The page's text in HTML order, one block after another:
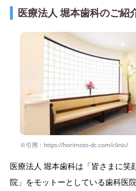
医療法人 堀本歯科のご紹
※引用：https://horimoto-dc.com/clinic/
医療法人 堀本歯科は「皆さまに笑
院」をモットーとしている歯科医